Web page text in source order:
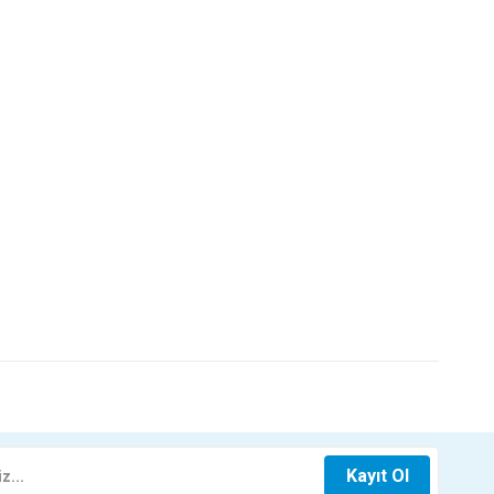
DUBLEX 125X1000 PVC 3.2 Dublex Boru
Kayıt Ol